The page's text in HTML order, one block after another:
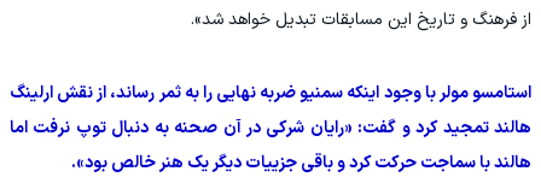
از فرهنگ و تاریخ این مسابقات تبدیل خواهد شد».
استامسو مولر با وجود اینکه سمنیو ضربه نهایی را به ثمر رساند، از نقش ارلینگ
هالند تمجید کرد و گفت: «رایان شرکی در آن صحنه به دنبال توپ نرفت اما
هالند با سماجت حرکت کرد و باقی جزییات دیگر یک هنر خالص بود».